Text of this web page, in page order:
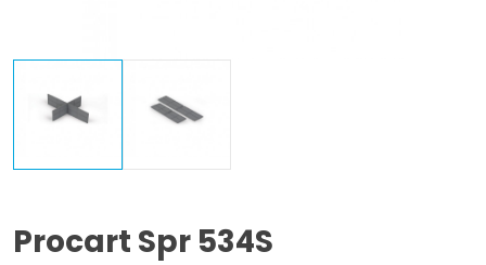
Procart Spr 534S